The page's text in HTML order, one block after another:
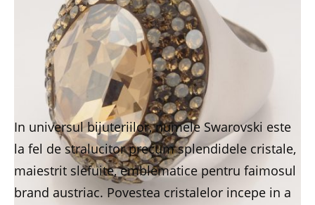
In universul bijuteriilor, numele Swarovski este
la fel de stralucitor precum splendidele cristale,
maiestrit slefuite, emblematice pentru faimosul
brand austriac. Povestea cristalelor incepe in a